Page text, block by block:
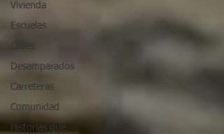
Vivienda
Escuelas
Desamparados
Carreteras
Comunidad
Historias que